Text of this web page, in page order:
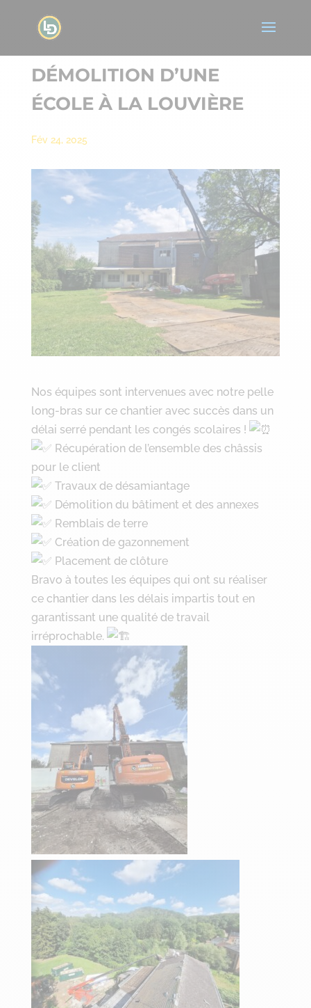
DÉMOLITION D’UNE
ÉCOLE À LA LOUVIÈRE
Fév 24, 2025
Nos équipes sont intervenues avec notre pelle
long-bras sur ce chantier avec succès dans un
délai serré pendant les congés scolaires !
Récupération de l’ensemble des châssis
pour le client
Travaux de désamiantage
Démolition du bâtiment et des annexes
Remblais de terre
Création de gazonnement
Placement de clôture
Bravo à toutes les équipes qui ont su réaliser
ce chantier dans les délais impartis tout en
garantissant une qualité de travail
irréprochable.